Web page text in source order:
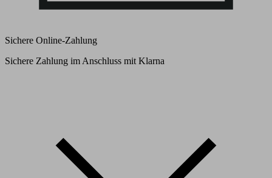
Sichere Online-Zahlung
Sichere Zahlung im Anschluss mit Klarna